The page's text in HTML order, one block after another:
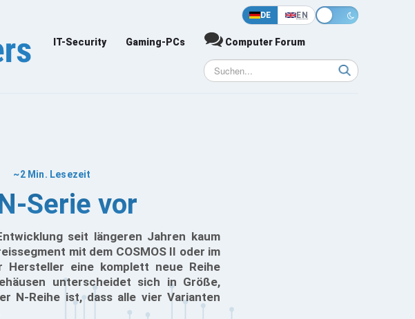
DE EN
IT-Security Gaming-PCs Computer Forum
~2 Min. Lesezeit
Serie vor
seit längeren Jahren kaum
mit dem COSMOS II oder im
eine komplett neue Reihe
unterscheidet sich in Größe,
N-Reihe ist, dass alle vier Varianten